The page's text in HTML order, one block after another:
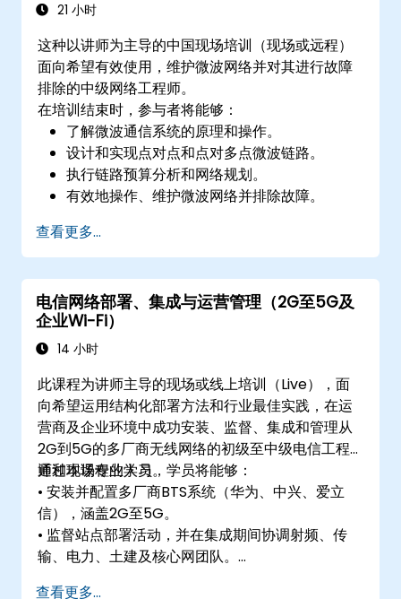
21 小时
这种以讲师为主导的中国现场培训（现场或远程）
面向希望有效使用，维护微波网络并对其进行故障
排除的中级网络工程师。
在培训结束时，参与者将能够：
了解微波通信系统的原理和操作。
设计和实现点对点和点对多点微波链路。
执行链路预算分析和网络规划。
有效地操作、维护微波网络并排除故障。
查看更多...
电信网络部署、集成与运营管理（2G至5G及
企业Wi-Fi）
14 小时
此课程为讲师主导的现场或线上培训（Live），面
向希望运用结构化部署方法和行业最佳实践，在运
营商及企业环境中成功安装、监督、集成和管理从
2G到5G的多厂商无线网络的初级至中级电信工程
师和现场专业人员。
通过本课程的学习，学员将能够：
• 安装并配置多厂商BTS系统（华为、中兴、爱立
信），涵盖2G至5G。
• 监督站点部署活动，并在集成期间协调射频、传
输、电力、土建及核心网团队。
查看更多...